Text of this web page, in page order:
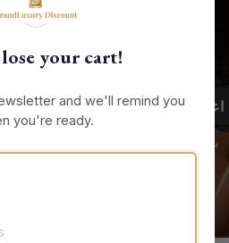
your cart!
and we'll remind you
you're ready.
الحصول على أحدث
يمكنك إلغاء الاشتراك في أي لحظة. لهذا الغرض،